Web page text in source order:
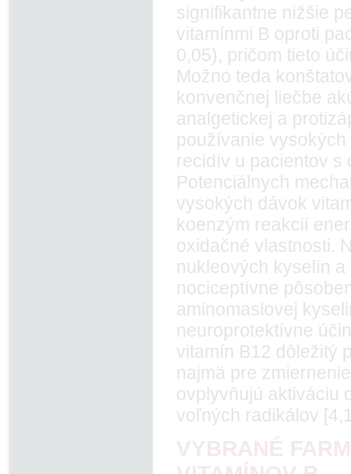
signifikantne nižšie
vitamínmi B oproti
0,05), pričom tieto
Možno teda
konvenčnej liečbe
analgetickej a
používanie
recidív u pacientov s
Potenciálnych
vysokých dávok
koenzým reakcií
oxidačné vlastnosti.
nukleových kyselín
nociceptívne
aminomaslovej
neuroprotektívne
vitamín B12 dôležitý
najmä pre
ovplyvňujú aktiváciu
voľných radikálov